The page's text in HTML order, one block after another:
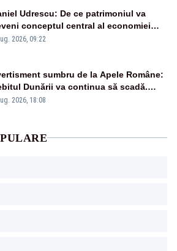
Udrescu: De ce patrimoniul va
conceptul central al economiei
2026, 09:22
sumbru de la Apele Române:
Dunării va continua să scadă.
s-ar putea închide în 4 zile
2026, 18:08